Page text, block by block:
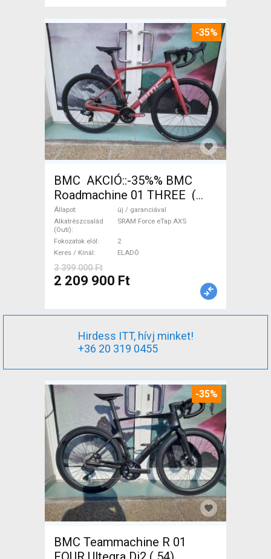
-35%
BMC AKCIÓ::-35%% BMC
Roadmachine 01 THREE (
54) Országúti SRAM Force
eTap AXS tárcsafék új /
garanciával ELADÓ
Állapot
új / garanciával
Alkatrészcsalád
(Outi)
SRAM Force eTap AXS
Fokozatok elöl
2
Keres / Kínál
ELADÓ
3 399 000 Ft
2 209 900 Ft
Hirdess ITT, hívj minket!
+36 20 319 0455
-35%
BMC Teammachine R 01